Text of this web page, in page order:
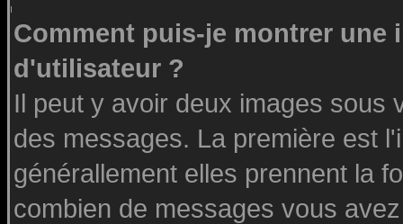
Comment puis-je montrer une
d'utilisateur ?
Il peut y avoir deux images sous
des messages. La première est
générallement elles prennent la
combien de messages vous